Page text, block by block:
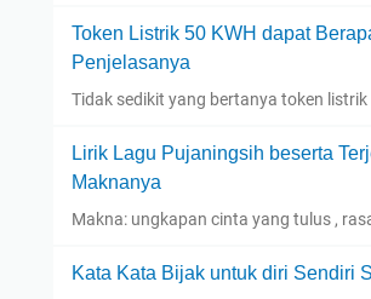
Token Listrik 50 KWH dapat
Penjelasanya
Tidak sedikit yang bertanya token listrik
Lirik Lagu Pujaningsih beserta
Maknanya
Makna: ungkapan cinta yang tulus ,
Kata Kata Bijak untuk diri Sendiri